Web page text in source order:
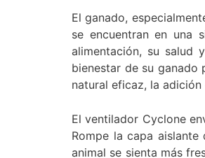
El ganado,
se encuentran en una
alimentación, su salud
bienestar de su
natural eficaz, la
El ventilador Cyclone
Rompe la capa
animal se sienta más